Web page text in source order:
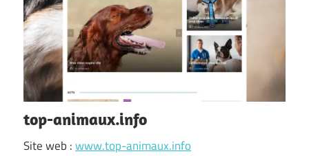
top-animaux.info
Site web :www.top-animaux.info